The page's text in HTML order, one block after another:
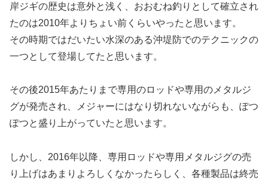
岸ジギの歴史は意外と浅く、おおむね釣りとして確立され
たのは2010年よりちょい前くらいやったと思います。
その時期ではだいたい水深のある沖堤防でのテクニックの
一つとして登場してたと思います。
その後2015年あたりまで専用のロッドや専用のメタルジ
グが発売され、メジャーにはなり切れないながらも、ぽつ
ぽつと盛り上がっていたと思います。
しかし、2016年以降、専用ロッドや専用メタルジグの売
り上げはあまりよろしくなかったらしく、各種製品は終売